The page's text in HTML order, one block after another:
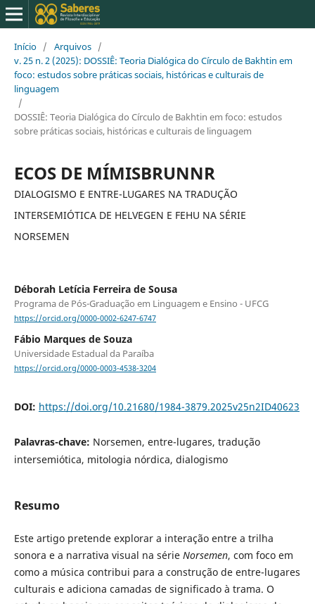
Início / Arquivos /
v. 25 n. 2 (2025): DOSSIÊ: Teoria Dialógica do Círculo de Bakhtin em
foco: estudos sobre práticas sociais, históricas e culturais de
linguagem
/
DOSSIÊ: Teoria Dialógica do Círculo de Bakhtin em foco: estudos
sobre práticas sociais, históricas e culturais de linguagem
ECOS DE MÍMISBRUNNR
DIALOGISMO E ENTRE-LUGARES NA TRADUÇÃO
INTERSEMIÓTICA DE HELVEGEN E FEHU NA SÉRIE
NORSEMEN
Déborah Letícia Ferreira de Sousa
Programa de Pós-Graduação em Linguagem e Ensino - UFCG
https://orcid.org/0000-0002-6247-6747
Fábio Marques de Souza
Universidade Estadual da Paraíba
https://orcid.org/0000-0003-4538-3204
DOI: https://doi.org/10.21680/1984-3879.2025v25n2ID40623
Palavras-chave: Norsemen, entre-lugares, tradução
intersemiótica, mitologia nórdica, dialogismo
Resumo
Este artigo pretende explorar a interação entre a trilha
sonora e a narrativa visual na série Norsemen, com foco em
como a música contribui para a construção de entre-lugares
culturais e adiciona camadas de significado à trama. O